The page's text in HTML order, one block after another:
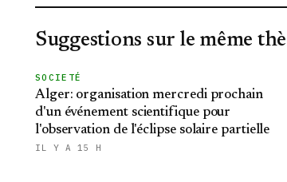
Suggestions sur le même
SOCIETÉ
Alger: organisation mercredi prochain
d'un événement scientifique pour
l'observation de l'éclipse solaire partielle
IL Y A 15 H